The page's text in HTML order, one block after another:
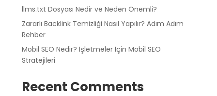
llms.txt Dosyası Nedir ve Neden Önemli?
Zararlı Backlink Temizliği Nasıl Yapılır? Adım Adım
Rehber
Mobil SEO Nedir? İşletmeler İçin Mobil SEO
Stratejileri
Recent Comments